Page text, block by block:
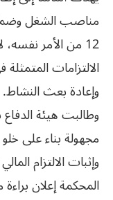
مناصب الشغل
12 من الأمر
الالتزامات
وإعادة بعث النشاط.
وطالبت هيئة الدفاع
مجهولة بناء على
وإثبات الالتزام
المحكمة إعلان